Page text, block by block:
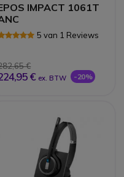
IMPACT 1061T
5 van 1 Reviews
€
€ ex. BTW -20%